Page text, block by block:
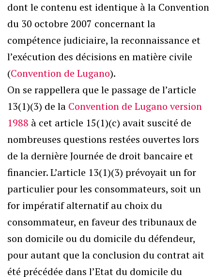
dont le contenu est identique à la Convention
du 30 octobre 2007 concernant la
compétence judiciaire, la reconnaissance et
l’exécution des décisions en matière civile
(Convention de Lugano).
On se rappellera que le passage de l’article
13(1)(3) de la Convention de Lugano version
1988 à cet article 15(1)(c) avait suscité de
nombreuses questions restées ouvertes lors
de la dernière Journée de droit bancaire et
financier. L’article 13(1)(3) prévoyait un for
particulier pour les consommateurs, soit un
for impératif alternatif au choix du
consommateur, en faveur des tribunaux de
son domicile ou du domicile du défendeur,
pour autant que la conclusion du contrat ait
été précédée dans l’Etat du domicile du